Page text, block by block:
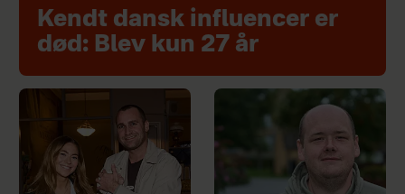
Kendt dansk influencer er
død: Blev kun 27 år